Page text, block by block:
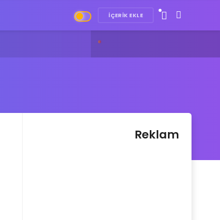
İÇERIK EKLE
13R: Uygun Fiyatlı Güçlü Telefon Geliyor
Reklam